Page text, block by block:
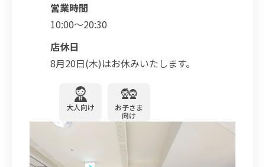
営業時間
10:00～20:30
店休日
8月20日(木)はお休みいたします。
大人向け
お子さま
向け